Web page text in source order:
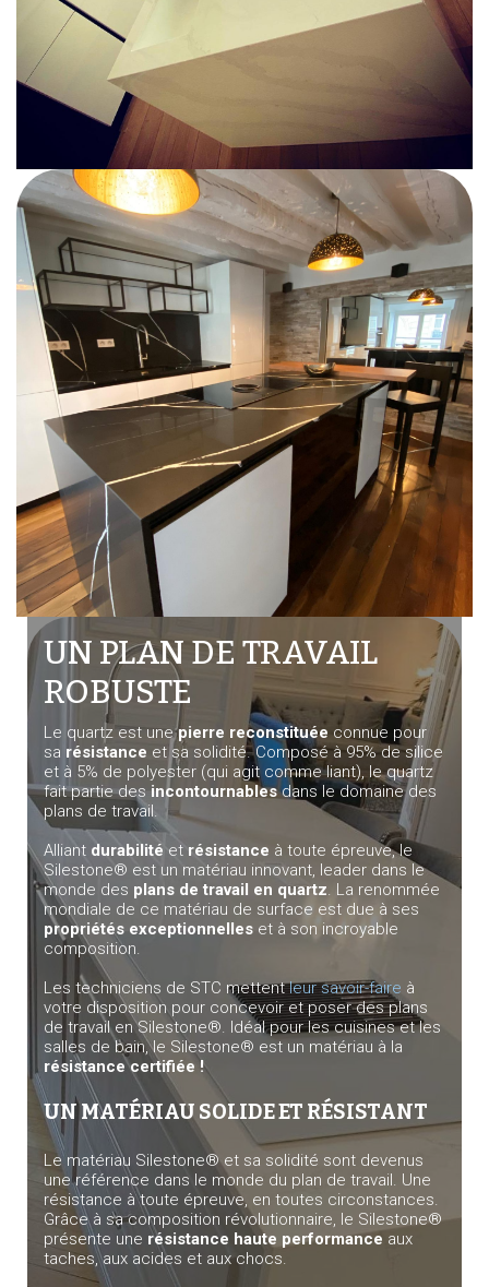
UN PLAN DE TRAVAIL
ROBUSTE
Le quartz est unepierre reconstituée connue pour
sa résistance et sa solidité. Composé à 95% de silice
et à 5% de polyester (qui agit comme liant), le quartz
fait partie des incontournablesdans le domaine des
plans de travail.
Alliant durabilité et résistance à toute épreuve, le
Silestone® est un matériau innovant, leader dans le
monde des plans de travail en quartz. La renommée
mondiale de ce matériau de surface est due à ses
propriétés exceptionnelles et à son incroyable
composition.
Les techniciens de STC mettentleur savoir-faire à
votre disposition pour concevoir et poser des plans
de travail en Silestone®. Idéal pour les cuisines et les
salles de bain, le Silestone® est un matériau à la
résistance certifiée !
UN MATÉRIAU SOLIDE ET RÉSISTANT
Le matériau Silestone® et sa solidité sont devenus
une référence dans le monde du plan de travail. Une
résistance à toute épreuve, en toutes circonstances.
Grâce à sa composition révolutionnaire, le Silestone®
présente une résistance haute performance aux
taches, aux acides et aux chocs.